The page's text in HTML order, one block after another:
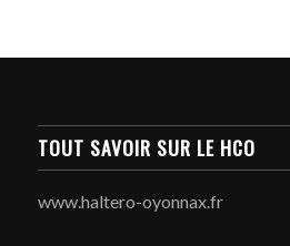
TOUT SAVOIR SUR LE HCO
www.haltero-oyonnax.fr